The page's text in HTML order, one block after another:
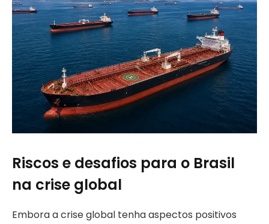
Riscos e desafios para o Brasil
na crise global
Embora a crise global tenha aspectos positivos